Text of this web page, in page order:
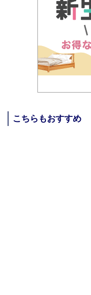
こちらもおすすめ